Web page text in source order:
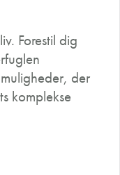
Forestil dig
der
komplekse